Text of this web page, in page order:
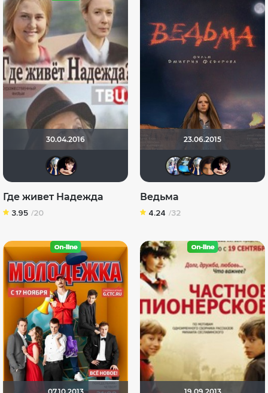
30.04.2016
Диян Кръстев
Где живет Надежда
3.95 /20
23.06.2015
Риша_88
Ведьма
4.24 /32
07.10.2013 19.09.2013